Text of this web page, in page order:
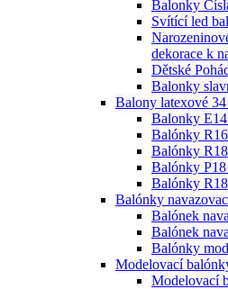
Balonky
Svítící led
dekorace k
Dětské
Balonky
Balony latexové
Balonky
Balónky R16
Balónky
Balónky
Balónky R18
Balónky
Balónek
Balónek
Balónky
Modelovací
Modelovací